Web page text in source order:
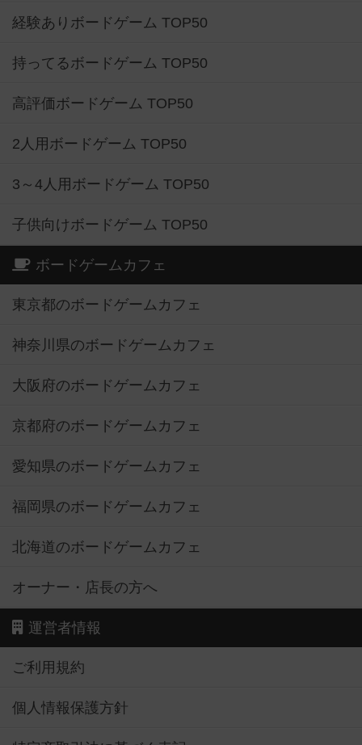
経験ありボードゲーム TOP50
持ってるボードゲーム TOP50
高評価ボードゲーム TOP50
2人用ボードゲーム TOP50
3～4人用ボードゲーム TOP50
子供向けボードゲーム TOP50
ボードゲームカフェ
東京都のボードゲームカフェ
神奈川県のボードゲームカフェ
大阪府のボードゲームカフェ
京都府のボードゲームカフェ
愛知県のボードゲームカフェ
福岡県のボードゲームカフェ
北海道のボードゲームカフェ
オーナー・店長の方へ
運営者情報
ご利用規約
個人情報保護方針